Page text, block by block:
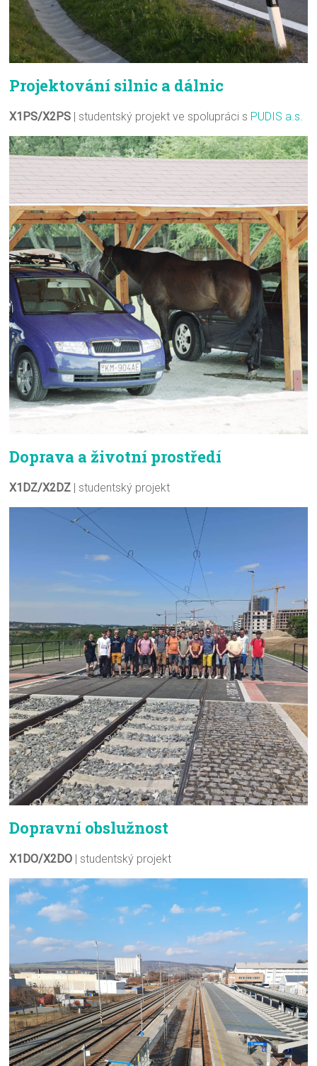
Projektování silnic a dálnic
X1PS/X2PS | studentský projekt ve spolupráci s PUDIS a.s.
Doprava a životní prostředí
X1DZ/X2DZ | studentský projekt
Dopravní obslužnost
X1DO/X2DO | studentský projekt